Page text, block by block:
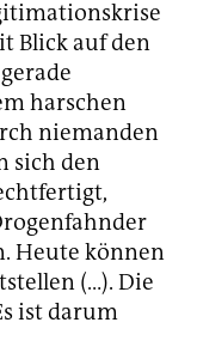
Blick auf den
harschen
niemanden
sich den
Heute können
(…). Die
ist darum